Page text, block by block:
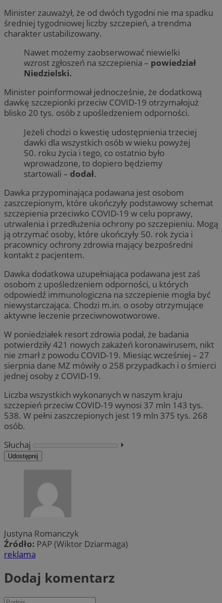
Minister zauważył, że od dwóch tygodni nie ma spadku
średniej tygodniowej liczby szczepień, a trendma
charakter ustabilizowany.
Nawet możemy zaobserwować niewielki
wzrost zgłoszeń na szczepienia – powiedział
Niedzielski.
Minister poinformował jednocześnie, że dodatkową
dawkę szczepionki przeciw COVID-19 otrzymałojuż
blisko 20 tys. osób z upośledzeniem odporności.
Jeżeli chodzi o kwestię udostępnienia trzeciej
dawki dla wszystkich osób w wieku powyżej
50. roku życia i tego, co ostatnio było
wprowadzone, to dopiero będziemy
startowali – dodał.
Dawka przypominająca podawana jest osobom
zaszczepionym, które ukończyły podstawowy schemat
szczepienia przeciwko COVID-19 w celu poprawy,
utrwalenia i przedłużenia ochrony po szczepieniu. Mogą
ją otrzymać osoby, które ukończyły 50. rok życia i
pracownicy ochrony zdrowia mający bezpośredni
kontakt z pacjentem.
Dawka dodatkowa uzupełniająca podawana jest zaś
osobom z upośledzeniem odporności, u których
odpowiedź immunologiczna na szczepienie mogła być
niewystarczająca. Chodzi m.in. o osoby otrzymujące
aktywne leczenie przeciwnowotworowe.
W poniedziałek resort zdrowia podał, że badania
potwierdziły 421 nowych zakażeń koronawirusem, nikt
nie zmarł z powodu COVID-19. Miesiąc wcześniej – 27
sierpnia dane MZ mówiły o 258 przypadkach i o śmierci
jednej osoby z COVID-19.
Liczba wszystkich wykonanych w naszym kraju
szczepień przeciw COVID-19 wynosi 37 mln 143 tys.
538. W pełni zaszczepionych jest 19 mln 375 tys. 268
osób.
Słuchaj
⏵︎
Udostępnij
Justyna Romanczyk
Źródło: PAP (Wiktor Dziarmaga)
reklama
Dodaj komentarz